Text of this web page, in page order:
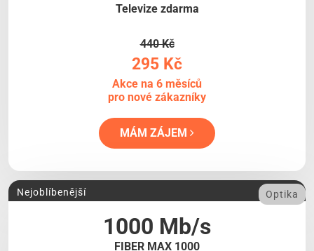
Televize zdarma
440 Kč
295 Kč
Akce na 6 měsíců
pro nové zákazníky
MÁM ZÁJEM
1000 Mb/s
FIBER MAX 1000
Nejoblíbenější Optika